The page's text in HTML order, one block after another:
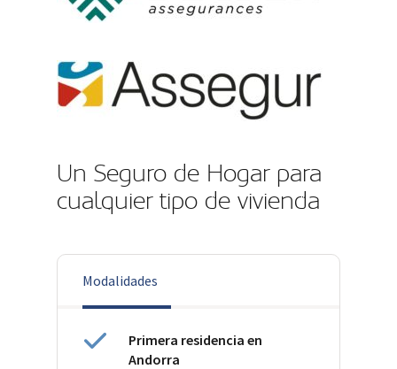
Un Seguro de Hogar para
cualquier tipo de vivienda
Modalidades
Primera residencia en
Andorra